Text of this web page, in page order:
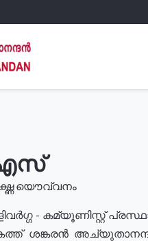
യൌവ്വനം
- കമ്യൂണിസ്റ്റ്
ശങ്കരൻ